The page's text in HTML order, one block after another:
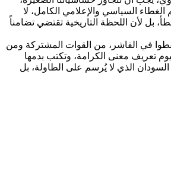
الغطاء السياسي والإعلامي الكامل، لا
بل لأن اللحظة التاريخية تقتضي تضامناً
في الفاشر، من القوات المشتركة ومن
تعريف معنى الكرامة، وتكتب بدمها
الذي لا يُرسم على الطاولة، بل